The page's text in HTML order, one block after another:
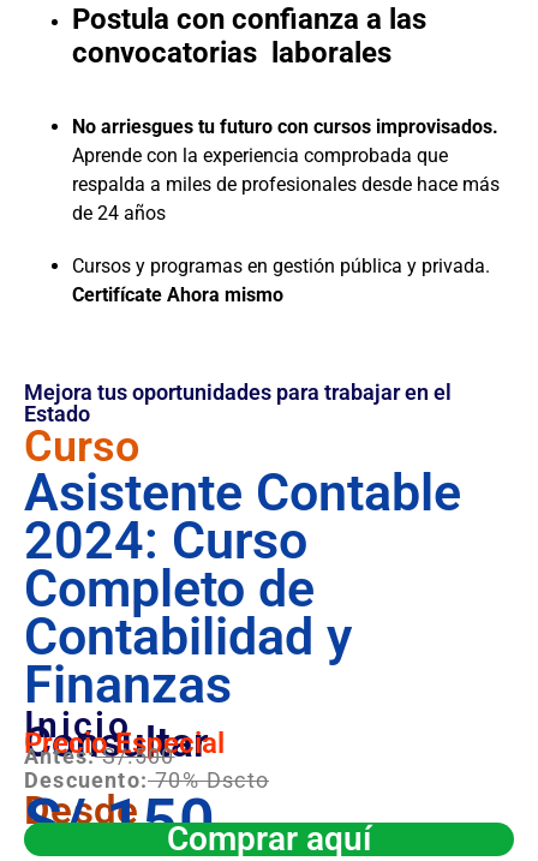
Postula con confianza a las
convocatorias laborales
No arriesgues tu futuro con cursos improvisados.
Aprende con la experiencia comprobada que
respalda a miles de profesionales desde hace más
de 24 años
Cursos y programas en gestión pública y privada.
Certifícate Ahora mismo
Mejora tus oportunidades para trabajar en el
Estado
Curso
Asistente Contable
2024: Curso
Completo de
Contabilidad y
Finanzas
Inicio
Consultar
Precio Especial
Antes:S/.500
Descuento:70% Dscto
Desde
S/.150Comprar aquí